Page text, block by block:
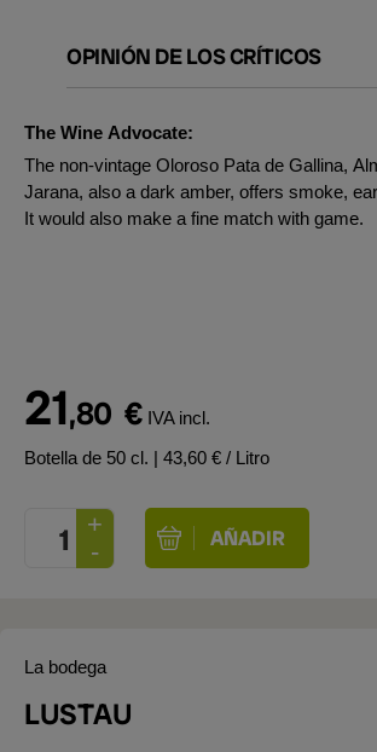
OPINIÓN DE LOS CRÍTICOS
The Wine Advocate:
The non-vintage Oloroso Pata de Gallina,
Jarana, also a dark amber, offers smoke,
It would also make a fine match with game.
21,80 € IVA incl.
Botella de 50 cl. | 43,60 € / Litro
La bodega
LUSTAU